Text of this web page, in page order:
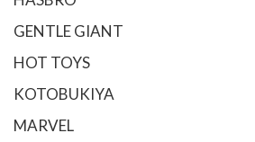
GENTLE GIANT
HOT TOYS
KOTOBUKIYA
MARVEL